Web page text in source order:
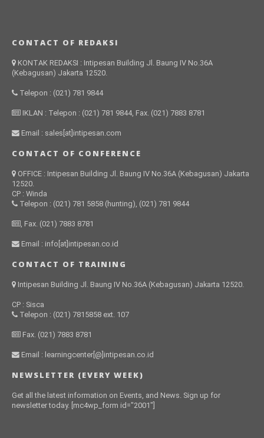
CONTACT OF REDAKSI
KONTAK REDAKSI : Intipesan Building Jl. Baung IV No.36A
(Kebagusan) Jakarta 12520.
Telepon : (021) 781 9844
IKLAN : Telepon : (021) 781 9844, Fax. (021) 7883 8781
Email : sales[at]intipesan.com
CONTACT OF CONFERENCE
OFFICE : Intipesan Building Jl. Baung IV No.36A (Kebagusan) Jakarta
12520.
CP : Winda
Telepon : (021) 781 5858 (hunting), (021) 781 9844
, Fax. (021) 7883 8781
Email : info[at]intipesan.co.id
CONTACT OF TRAINING
Intipesan Building Jl. Baung IV No.36A (Kebagusan) Jakarta 12520.
CP : Sisca
Telepon : (021) 7815858 ext. 107
Fax. (021) 7883 8781
Email : learningcenter[@]intipesan.co.id
NEWSLETTER (EVERY WEEK)
Get all the latest information on Events, and News. Sign up for
newsletter today. [mc4wp_form id="2001"]